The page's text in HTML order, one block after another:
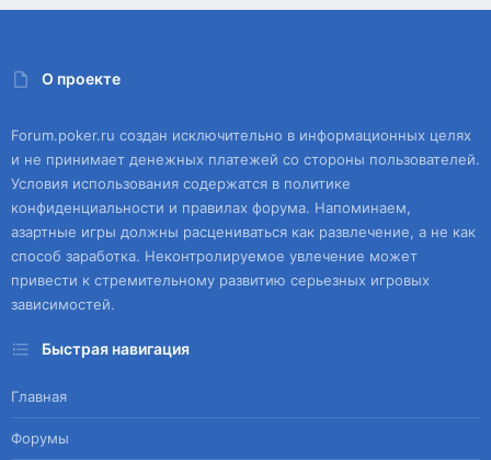
О проекте
Forum.poker.ru создан исключительно в информационных целях
и не принимает денежных платежей со стороны пользователей.
Условия использования содержатся в политике
конфиденциальности и правилах форума. Напоминаем,
азартные игры должны расцениваться как развлечение, а не как
способ заработка. Неконтролируемое увлечение может
привести к стремительному развитию серьезных игровых
зависимостей.
Быстрая навигация
Главная
Форумы